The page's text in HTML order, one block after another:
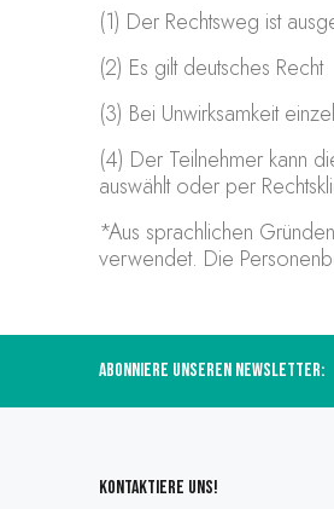
(1) Der Rechtsweg ist
(2) Es gilt deutsches Recht
(3) Bei Unwirksamkeit
(4) Der Teilnehmer kann
auswählt oder per
*Aus sprachlichen
verwendet. Die
Abonniere unseren Newsletter:
Kontaktiere uns!